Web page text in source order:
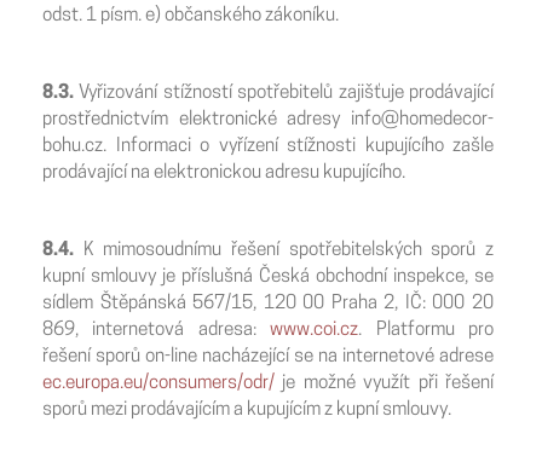
odst. 1 písm. e) občanského zákoníku.
8.3. Vyřizování stížností spotřebitelů zajišťuje prodávající
prostřednictvím elektronické adresy info@homedecor-
bohu.cz. Informaci o vyřízení stížnosti kupujícího zašle
prodávající na elektronickou adresu kupujícího.
8.4.
K mimosoudnímu řešení spotřebitelských sporů z
kupní smlouvy je příslušná Česká obchodní inspekce, se
sídlem Štěpánská 567/15, 120 00 Praha 2, IČ: 000 20
869, internetová adresa:www.coi.cz. Platformu pro
řešení sporů on-line nacházející se na internetové adrese
ec.europa.eu/consumers/odr/ je možné využít při řešení
sporů mezi prodávajícím a kupujícím z kupní smlouvy.